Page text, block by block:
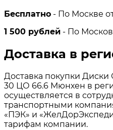
Бесплатно - По Москве
1 500 рублей - По
Доставка в
Доставка покупки Диски
30 ЦО 66.6 Мюнхен в
осуществляется в
транспортными
«ПЭК» и
тарифам компании.